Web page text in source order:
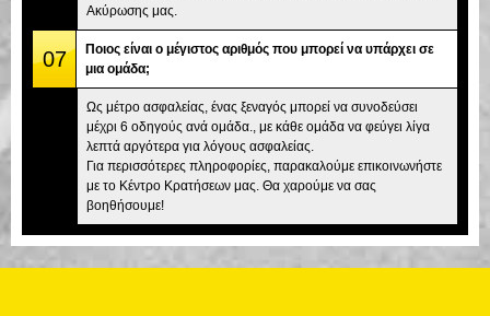
Ακύρωσης μας.
07
Ποιος είναι ο μέγιστος αριθμός που μπορεί να υπάρχει σε
μια ομάδα;
Ως μέτρο ασφαλείας, ένας ξεναγός μπορεί να συνοδεύσει
μέχρι 6 οδηγούς ανά ομάδα., με κάθε ομάδα να φεύγει λίγα
λεπτά αργότερα για λόγους ασφαλείας.
Για περισσότερες πληροφορίες, παρακαλούμε επικοινωνήστε
με το Κέντρο Κρατήσεων μας. Θα χαρούμε να σας
βοηθήσουμε!